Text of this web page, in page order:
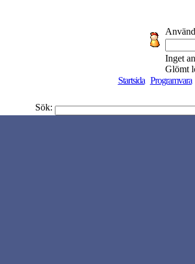
Inget
Glömt
Startsida Programvara
Sök: